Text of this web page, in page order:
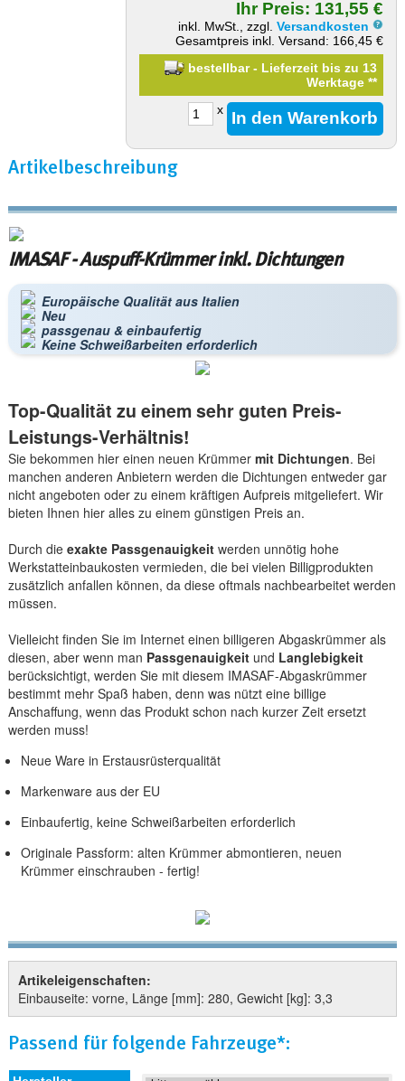
Ihr Preis: 131,55 €
inkl. MwSt., zzgl.Versandkosten
Gesamtpreis inkl. Versand: 166,45 €
bestellbar - Lieferzeit bis zu 13
Werktage**
x
Artikelbeschreibung
IMASAF - Auspuff-Krümmer inkl. Dichtungen
Europäische Qualität aus Italien
Neu
passgenau & einbaufertig
Keine Schweißarbeiten erforderlich
Top-Qualität zu einem sehr guten Preis-
Leistungs-Verhältnis!
Sie bekommen hier einen neuen Krümmer mit Dichtungen. Bei
manchen anderen Anbietern werden die Dichtungen entweder gar
nicht angeboten oder zu einem kräftigen Aufpreis mitgeliefert. Wir
bieten Ihnen hier alles zu einem günstigen Preis an.
Durch dieexakte Passgenauigkeitwerden unnötig hohe
Werkstatteinbaukosten vermieden, die bei vielen Billigprodukten
zusätzlich anfallen können, da diese oftmals nachbearbeitet werden
müssen.
Vielleicht finden Sie im Internet einen billigeren Abgaskrümmer als
diesen, aber wenn man Passgenauigkeit und Langlebigkeit
berücksichtigt, werden Sie mit diesem IMASAF-Abgaskrümmer
bestimmt mehr Spaß haben, denn was nützt eine billige
Anschaffung, wenn das Produkt schon nach kurzer Zeit ersetzt
werden muss!
Neue Ware in Erstausrüsterqualität
Markenware aus der EU
Einbaufertig, keine Schweißarbeiten erforderlich
Originale Passform: alten Krümmer abmontieren, neuen
Krümmer einschrauben - fertig!
Artikeleigenschaften:
Einbauseite: vorne, Länge [mm]: 280, Gewicht [kg]: 3,3
Passend für folgende Fahrzeuge*: